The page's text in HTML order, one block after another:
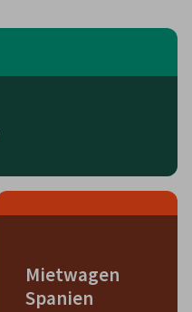
Mietwagen
Spanien